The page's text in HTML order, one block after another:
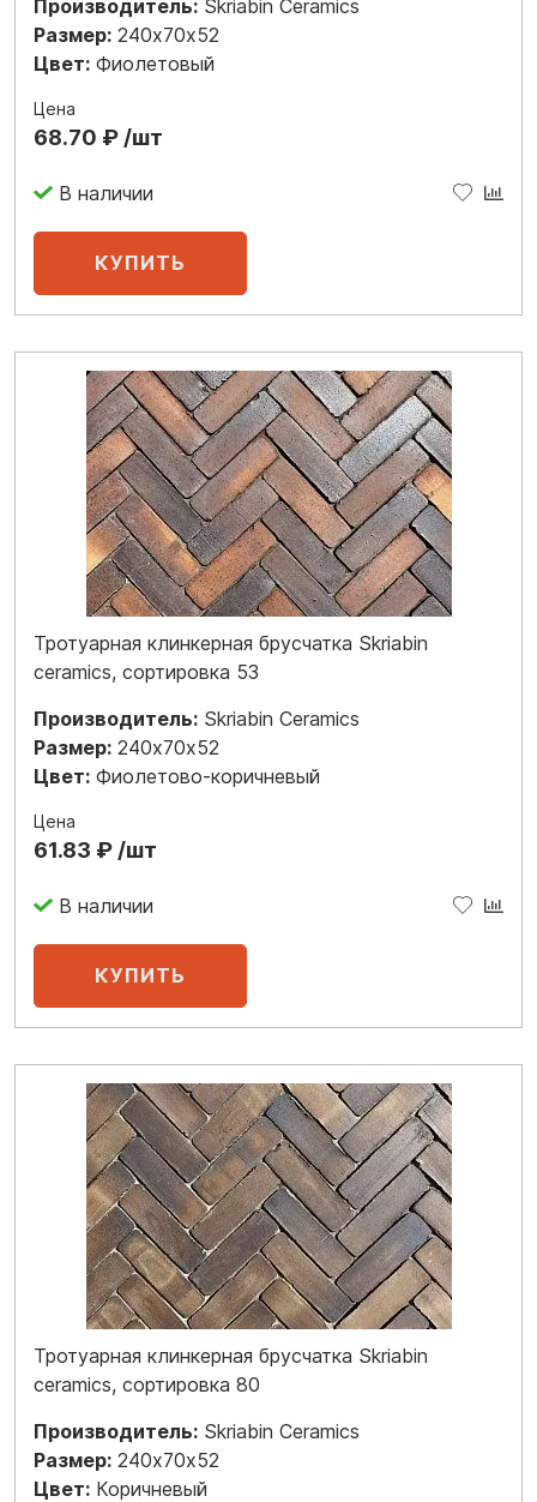
Производитель: Skriabin Ceramics
Размер: 240х70х52
Цвет: Фиолетовый
Цена
68.70 ₽ /шт
В наличии
Тротуарная клинкерная брусчатка Skriabin
ceramics, сортировка 53
Производитель: Skriabin Ceramics
Размер: 240х70х52
Цвет: Фиолетово-коричневый
Цена
61.83 ₽ /шт
В наличии
Тротуарная клинкерная брусчатка Skriabin
ceramics, сортировка 80
Производитель: Skriabin Ceramics
Размер: 240х70х52
Цвет: Коричневый